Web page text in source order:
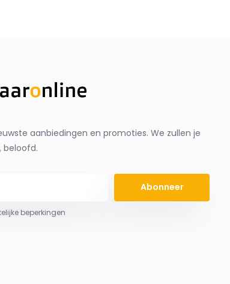
aanbiedingen en promoties. We zullen je
beloofd.
Abonneer
beperkingen